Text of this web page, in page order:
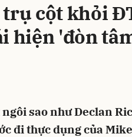
cột khỏi
hiện 'đòn
sao như Declan
đi thực dụng của